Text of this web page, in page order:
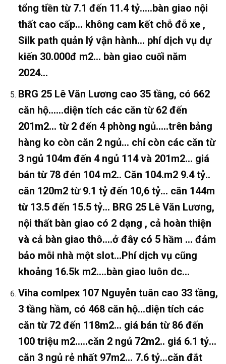
tổng tiền từ 7.1 đến 11.4 tỷ…..bàn giao nội
thất cao cấp… không cam kết chỗ đỗ xe ,
Silk path quản lý vận hành… phí dịch vụ dự
kiến 30.000đ m2… bàn giao cuối năm
2024…
BRG 25 Lê Văn Lương cao 35 tầng, có 662
căn hộ..….diện tích các căn từ 62 đến
201m2… từ 2 đến 4 phòng ngủ…..trên bảng
hàng ko còn căn 2 ngủ… chỉ còn các căn từ
3 ngủ 104m đến 4 ngủ 114 và 201m2… giá
bán từ 78 đén 104 m2.. Căn 104.m2 9.4 tỷ..
căn 120m2 từ 9.1 tỷ đến 10,6 tỷ… căn 144m
từ 13.5 đến 15.5 tỷ… BRG 25 Lê Văn Lương,
nội thất bàn giao có 2 dạng , cả hoàn thiện
và cả bàn giao thô….ở đây có 5 hầm … đảm
bảo mỗi nhà một slot…Phí dịch vụ cũng
khoảng 16.5k m2….bàn giao luôn dc…
Viha comlpex 107 Nguyễn tuân cao 33 tầng,
3 tầng hầm, có 468 căn hộ…diện tích các
căn từ 72 đến 118m2… giá bán từ 86 đến
100 triệu m2…..căn 2 ngủ 72m2.. giá 6.1 tỷ…
căn 3 ngủ rẻ nhất 97m2… 7.6 tỷ…căn đắt